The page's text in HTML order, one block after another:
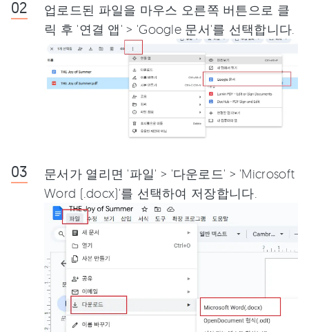
업로드된 파일을 마우스 오른쪽 버튼으로 클
릭 후 '연결 앱' > 'Google 문서'를 선택합니다.
문서가 열리면 '파일' > '다운로드' > 'Microsoft
Word (.docx)'를 선택하여 저장합니다.